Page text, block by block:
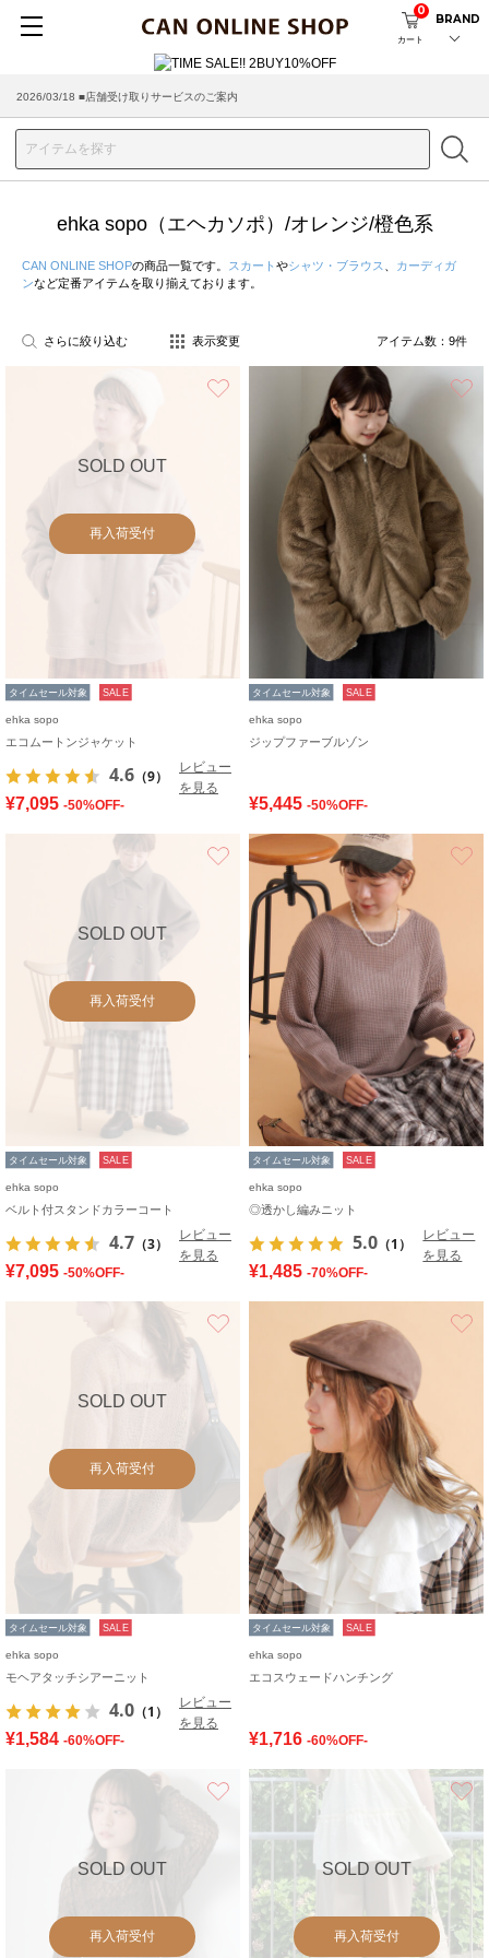
カート
0
BRAND
2026/03/18 ■店舗受け取りサービスのご案内
ehka sopo（エヘカソポ）/オレンジ/橙色系
CAN ONLINE SHOPの商品一覧です。 スカート やシャツ・ブラウス
カーディガ
ンなど定番アイテムを取り揃えております。
さらに絞り込む 表示変更 アイテム数： 9件
SOLD OUT
再入荷受付
タイムセール対象 SALE
ehka sopo
エコムートンジャケット
4.6 （9）
レビュー
を見る
¥7,095 -50%OFF-
タイムセール対象 SALE
ehka sopo
ジップファーブルゾン
¥5,445 -50%OFF-
SOLD OUT
再入荷受付
お気に入り
タイムセール対象 SALE
ehka sopo
ベルト付スタンドカラーコート
4.7 （3）
レビュー
を見る
¥7,095 -50%OFF-
タイムセール対象 SALE
ehka sopo
◎透かし編みニット
5.0 （1）
レビュー
を見る
¥1,485 -70%OFF-
SOLD OUT
再入荷受付
タイムセール対象 SALE
ehka sopo
モヘアタッチシアーニット
4.0 （1）
レビュー
を見る
¥1,584 -60%OFF-
タイムセール対象 SALE
ehka sopo
エコスウェードハンチング
¥1,716 -60%OFF-
SOLD OUT
再入荷受付
お気に入り
SOLD OUT
再入荷受付